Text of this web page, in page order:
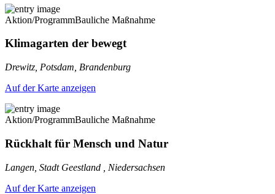
Aktion/ProgrammBauliche Maßnahme
Klimagarten der bewegt
Drewitz, Potsdam, Brandenburg
Auf der Karte anzeigen
Aktion/ProgrammBauliche Maßnahme
Rückhalt für Mensch und Natur
Langen, Stadt Geestland , Niedersachsen
Auf der Karte anzeigen